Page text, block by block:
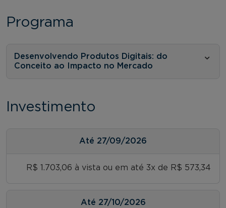
Programa
Desenvolvendo Produtos Digitais: do
Conceito ao Impacto no Mercado
Investimento
Até 27/09/2026
R$ 1.703,06 à vista ou em até 3x de R$ 573,34
Até 27/10/2026